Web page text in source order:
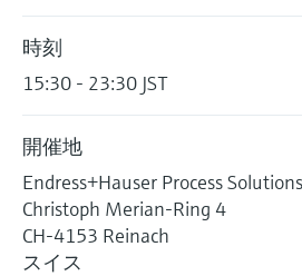
製品選定ツール『Applicator』
用途に応じて製品を検索・選定・構成
Device Viewer（デバイス ビュー
ー）
機器固有の情報とドキュメント（取扱説
書、技術仕様書、後継製品、スペアパー
ツ）を見つける
マイクロ波バリアレベル測定
圧力を使用したレベル測定
製品一覧
プロセスフォトメータ
マイクロ波透過による測定
Memosens technology
製品一覧
産業市場向けの持続可能性ソ
ーション
プロセス産業を変革するデジタ
の力
意思決定に活用できるプロセ
見える化で実現するオペレーシ
ナルエクセレンス
時刻
15:30 - 23:30 JST
開催地
Endress+Hauser Process
Christoph Merian-Ring 4
CH-4153 Reinach
スイス